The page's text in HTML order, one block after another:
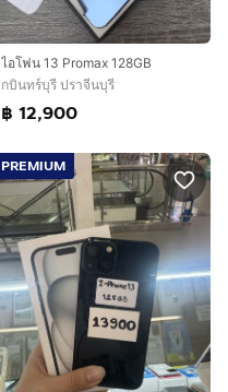
ไอโฟน 13 Promax 128GB
กบินทร์บุรี ปราจีนบุรี
฿ 12,900
PREMIUM